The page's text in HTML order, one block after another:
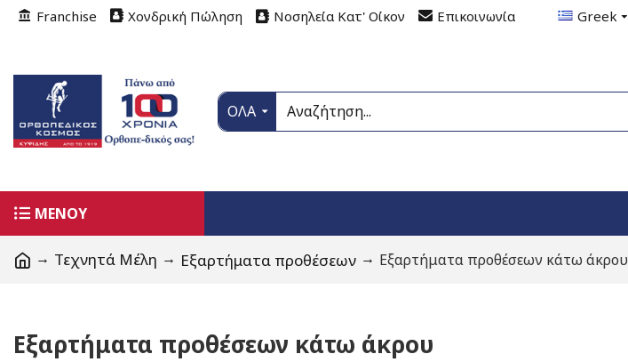
Franchise Χονδρική Πώληση Νοσηλεία Κατ' Οίκον Επικοινωνία Greek
ΟΛΑ
ΜΕΝΟΥ
Τεχνητά Μέλη Εξαρτήματα προθέσεων Εξαρτήματα προθέσεων κάτω άκρου
Εξαρτήματα προθέσεων κάτω άκρου